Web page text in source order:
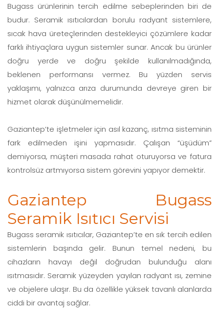
Bugass ürünlerinin tercih edilme sebeplerinden biri de
budur. Seramik ısıtıcılardan borulu radyant sistemlere,
sıcak hava üreteçlerinden destekleyici çözümlere kadar
farklı ihtiyaçlara uygun sistemler sunar. Ancak bu ürünler
doğru yerde ve doğru şekilde kullanılmadığında,
beklenen performansı vermez. Bu yüzden servis
yaklaşımı, yalnızca arıza durumunda devreye giren bir
hizmet olarak düşünülmemelidir.
Gaziantep’te işletmeler için asıl kazanç, ısıtma sisteminin
fark edilmeden işini yapmasıdır. Çalışan “üşüdüm”
demiyorsa, müşteri masada rahat oturuyorsa ve fatura
kontrolsüz artmıyorsa sistem görevini yapıyor demektir.
Gaziantep Bugass
Seramik Isıtıcı Servisi
Bugass seramik ısıtıcılar, Gaziantep’te en sık tercih edilen
sistemlerin başında gelir. Bunun temel nedeni, bu
cihazların havayı değil doğrudan bulunduğu alanı
ısıtmasıdır. Seramik yüzeyden yayılan radyant ısı, zemine
ve objelere ulaşır. Bu da özellikle yüksek tavanlı alanlarda
ciddi bir avantaj sağlar.